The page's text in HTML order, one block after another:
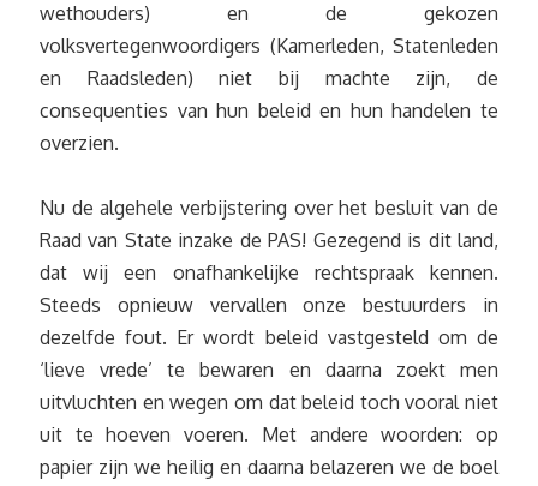
wethouders) en de gekozen
volksvertegenwoordigers (Kamerleden, Statenleden
en Raadsleden) niet bij machte zijn, de
consequenties van hun beleid en hun handelen te
overzien.
Nu de algehele verbijstering over het besluit van de
Raad van State inzake de PAS! Gezegend is dit land,
dat wij een onafhankelijke rechtspraak kennen.
Steeds opnieuw vervallen onze bestuurders in
dezelfde fout. Er wordt beleid vastgesteld om de
‘lieve vrede’ te bewaren en daarna zoekt men
uitvluchten en wegen om dat beleid toch vooral niet
uit te hoeven voeren. Met andere woorden: op
papier zijn we heilig en daarna belazeren we de boel